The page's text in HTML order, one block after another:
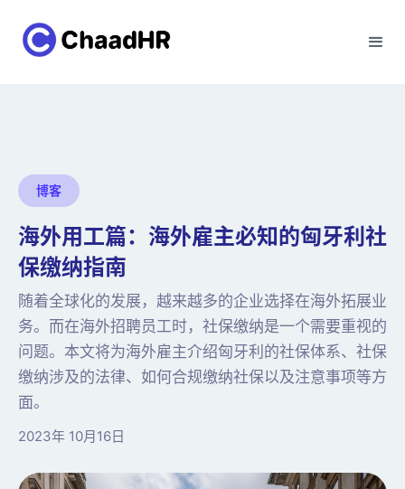
博客
海外用工篇：海外雇主必知的匈牙利社
保缴纳指南
随着全球化的发展，越来越多的企业选择在海外拓展业
务。而在海外招聘员工时，社保缴纳是一个需要重视的
问题。本文将为海外雇主介绍匈牙利的社保体系、社保
缴纳涉及的法律、如何合规缴纳社保以及注意事项等方
面。
2023年 10月16日